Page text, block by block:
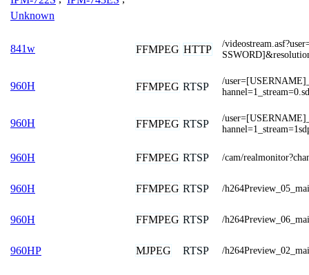
Unknown
841w FFMPEG HTTP
/
960H FFMPEG RTSP
/
960H FFMPEG RTSP
/
960H FFMPEG RTSP /cam/
960H FFMPEG RTSP /
960H FFMPEG RTSP /
960HP MJPEG RTSP /